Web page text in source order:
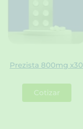
Prezista 800mg x30
Cotizar